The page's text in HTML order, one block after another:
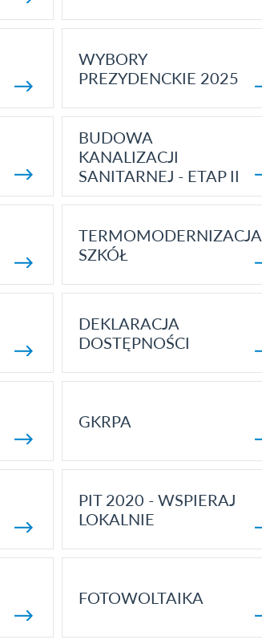
WYBORY
PREZYDENCKIE 2025
BUDOWA
KANALIZACJI
SANITARNEJ - ETAP II
TERMOMODERNIZACJA
SZKÓŁ
DEKLARACJA
DOSTĘPNOŚCI
GKRPA
PIT 2020 - WSPIERAJ
LOKALNIE
FOTOWOLTAIKA